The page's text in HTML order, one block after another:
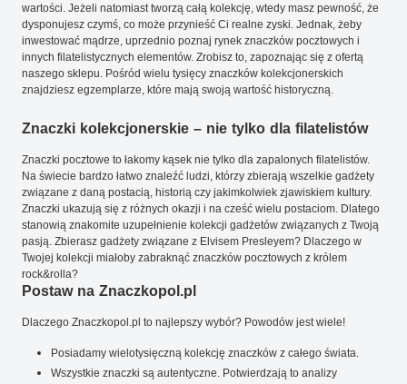
wartości. Jeżeli natomiast tworzą całą kolekcję, wtedy masz pewność, że
dysponujesz czymś, co może przynieść Ci realne zyski. Jednak, żeby
inwestować mądrze, uprzednio poznaj rynek znaczków pocztowych i
innych filatelistycznych elementów. Zrobisz to, zapoznając się z ofertą
naszego sklepu. Pośród wielu tysięcy znaczków kolekcjonerskich
znajdziesz egzemplarze, które mają swoją wartość historyczną.
Znaczki kolekcjonerskie – nie tylko dla filatelistów
Znaczki pocztowe to łakomy kąsek nie tylko dla zapalonych filatelistów.
Na świecie bardzo łatwo znaleźć ludzi, którzy zbierają wszelkie gadżety
związane z daną postacią, historią czy jakimkolwiek zjawiskiem kultury.
Znaczki ukazują się z różnych okazji i na cześć wielu postaciom. Dlatego
stanowią znakomite uzupełnienie kolekcji gadżetów związanych z Twoją
pasją. Zbierasz gadżety związane z Elvisem Presleyem? Dlaczego w
Twojej kolekcji miałoby zabraknąć znaczków pocztowych z królem
rock&rolla?
Postaw na Znaczkopol.pl
Dlaczego Znaczkopol.pl to najlepszy wybór? Powodów jest wiele!
Posiadamy wielotysięczną kolekcję znaczków z całego świata.
Wszystkie znaczki są autentyczne. Potwierdzają to analizy